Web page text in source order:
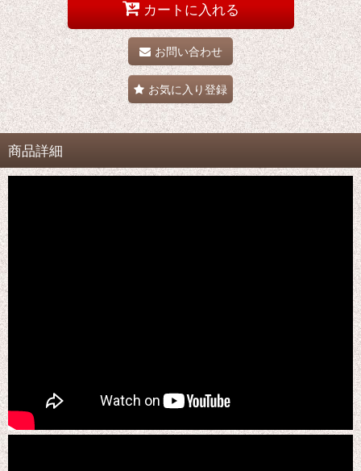
カートに入れる
お問い合わせ
お気に入り登録
商品詳細